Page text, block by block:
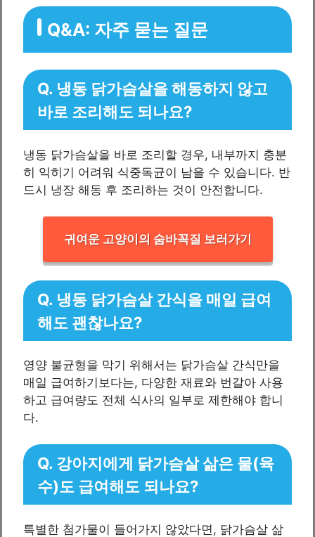
Q&A: 자주 묻는 질문
Q. 냉동 닭가슴살을 해동하지 않고
바로 조리해도 되나요?
냉동 닭가슴살을 바로 조리할 경우, 내부까지 충분
히 익히기 어려워 식중독균이 남을 수 있습니다. 반
드시 냉장 해동 후 조리하는 것이 안전합니다.
귀여운 고양이의 숨바꼭질 보러가기
Q. 냉동 닭가슴살 간식을 매일 급여
해도 괜찮나요?
영양 불균형을 막기 위해서는 닭가슴살 간식만을
매일 급여하기보다는, 다양한 재료와 번갈아 사용
하고 급여량도 전체 식사의 일부로 제한해야 합니
다.
Q. 강아지에게 닭가슴살 삶은 물(육
수)도 급여해도 되나요?
특별한 첨가물이 들어가지 않았다면, 닭가슴살 삶